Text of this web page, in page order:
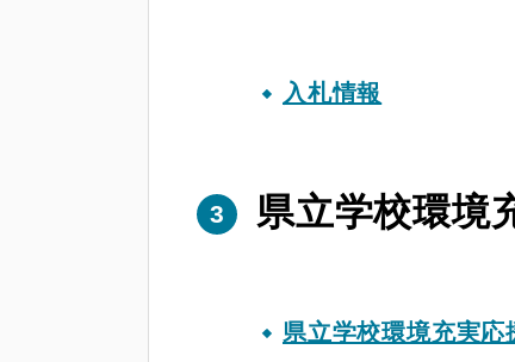
入札情報
県立学校環境
県立学校環境充実応